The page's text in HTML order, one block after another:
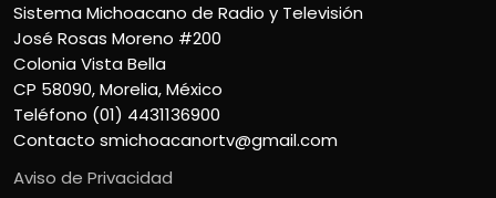
Sistema Michoacano de Radio y Televisión
José Rosas Moreno #200
Colonia Vista Bella
CP 58090, Morelia, México
Teléfono (01) 4431136900
Contacto smichoacanortv@gmail.com
Aviso de Privacidad